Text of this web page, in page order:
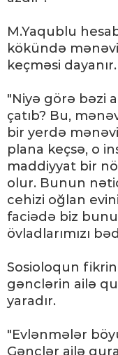
M.Yaqublu
kökündə
keçməsi dayanır.
"Niyə görə bəzi
çatıb? Bu,
bir yerdə
plana keçsə, o
maddiyyat bir
olur. Bunun
cehizi oğlan
faciədə biz
övladlarımızı
Sosioloqun
gənclərin ailə
yaradır.
"Evlənmələr
Gənclər ailə